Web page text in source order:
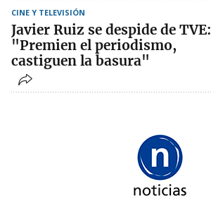
CINE Y TELEVISIÓN
Javier Ruiz se despide de TVE:
"Premien el periodismo,
castiguen la basura"